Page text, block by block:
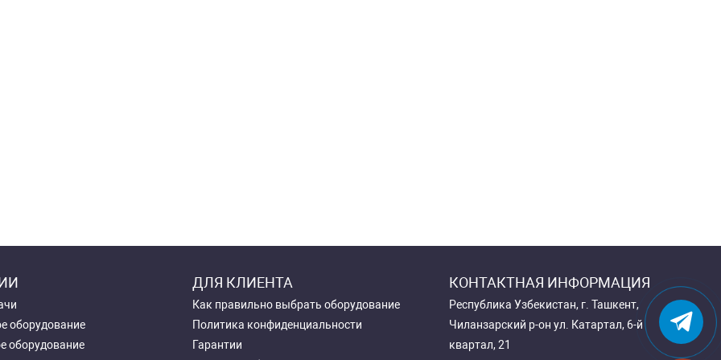
оборудование
оборудование
ДЛЯ КЛИЕНТА
Как правильно выбрать оборудование
Политика конфиденциальности
Гарантии
КОНТАКТНАЯ ИНФОРМАЦИЯ
Республика Узбекистан, г. Ташкент,
Чиланзарский р-он ул. Катартал, 6-й
квартал, 21